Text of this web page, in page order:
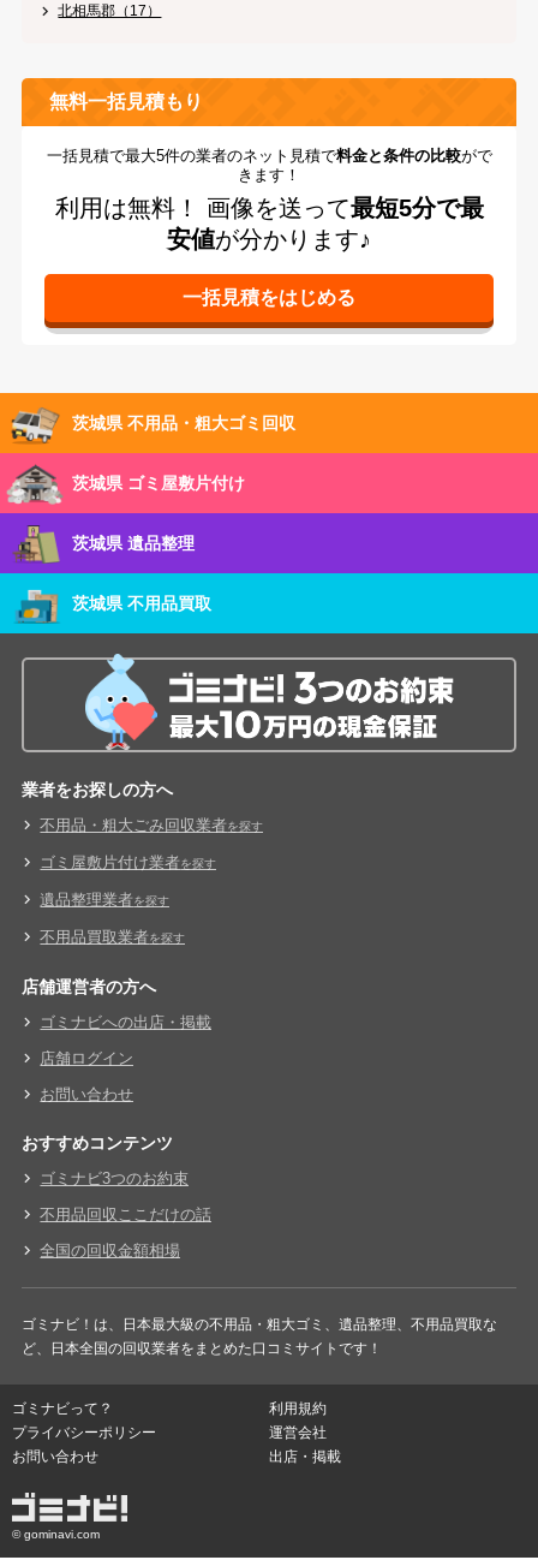
北相馬郡（17）
無料一括見積もり
一括見積で最大5件の業者のネット見積で料金と条件の比較がで
きます！
利用は無料！ 画像を送って最短5分で最
安値が分かります♪
茨城県 不用品・粗大ゴミ回収
茨城県 ゴミ屋敷片付け
茨城県 遺品整理
茨城県 不用品買取
業者をお探しの方へ
不用品・粗大ごみ回収業者を探す
ゴミ屋敷片付け業者を探す
遺品整理業者を探す
不用品買取業者を探す
店舗運営者の方へ
ゴミナビへの出店・掲載
店舗ログイン
お問い合わせ
おすすめコンテンツ
ゴミナビ3つのお約束
不用品回収ここだけの話
全国の回収金額相場
ゴミナビ！は、日本最大級の不用品・粗大ゴミ、遺品整理、不用品買取な
ど、日本全国の回収業者をまとめた口コミサイトです！
ゴミナビって？
利用規約
プライバシーポリシー
運営会社
お問い合わせ
出店・掲載
© gominavi.com